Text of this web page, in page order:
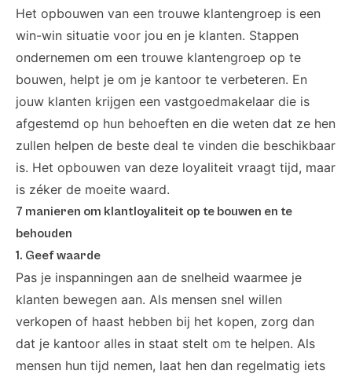
Het opbouwen van een trouwe klantengroep is een
win-win situatie voor jou en je klanten. Stappen
ondernemen om een ​​trouwe klantengroep op te
bouwen, helpt je om je kantoor te verbeteren. En
jouw klanten krijgen een vastgoedmakelaar die is
afgestemd op hun behoeften en die weten dat ze hen
zullen helpen de beste deal te vinden die beschikbaar
is. Het opbouwen van deze loyaliteit vraagt tijd, maar
is zéker de moeite waard.
7 manieren om klantloyaliteit op te bouwen en te
behouden
1. Geef waarde
Pas je inspanningen aan de snelheid waarmee je
klanten bewegen aan. Als mensen snel willen
verkopen of haast hebben bij het kopen, zorg dan
dat je kantoor alles in staat stelt om te helpen. Als
mensen hun tijd nemen, laat hen dan regelmatig iets